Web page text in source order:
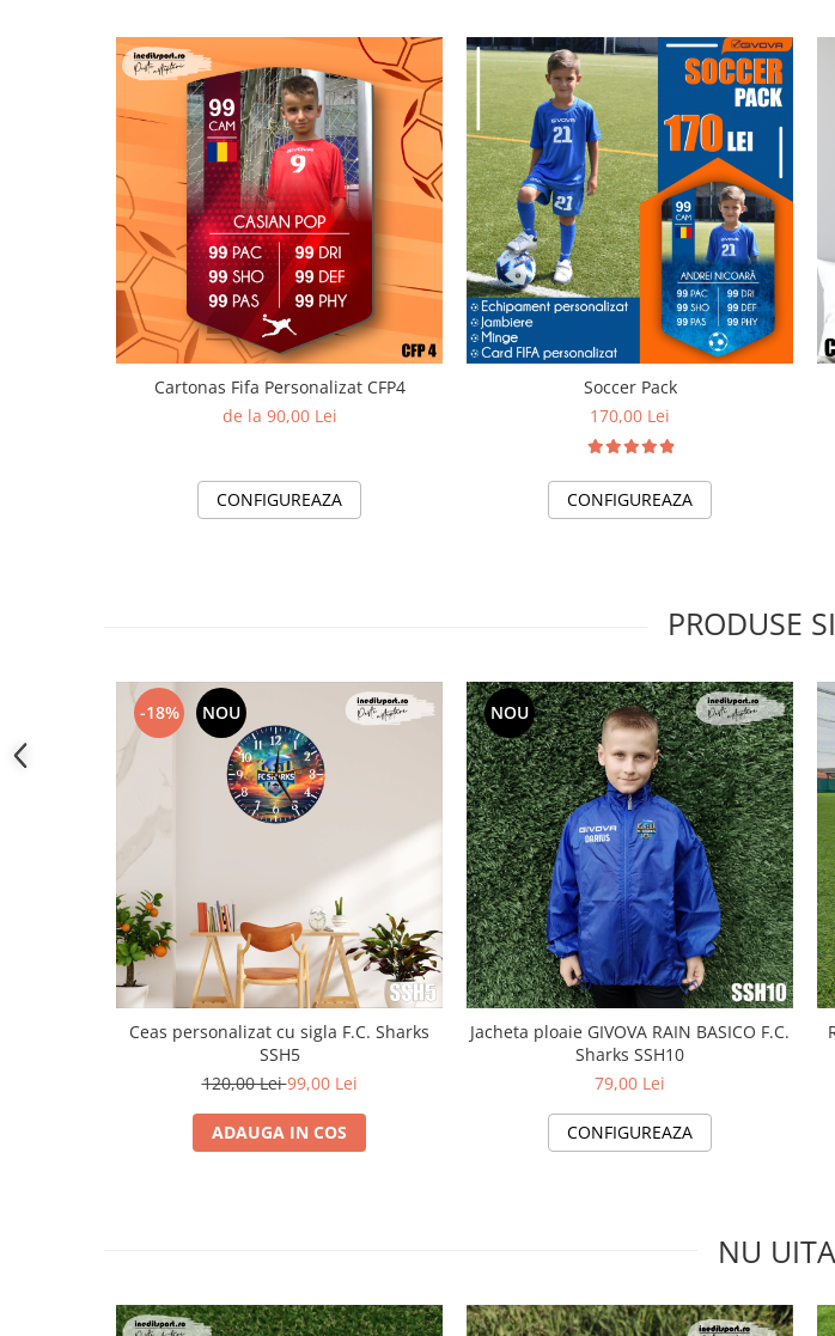
Cartonas Fifa Personalizat CFP4
de la 90,00 Lei
CONFIGUREAZA
Soccer Pack
170,00 Lei
CONFIGUREAZA
PRODUSE
-18% NOU
Ceas personalizat cu sigla F.C. Sharks
SSH5
120,00 Lei99,00 Lei
ADAUGA IN COS
NOU
Jacheta ploaie GIVOVA RAIN BASICO F.C.
Sharks SSH10
79,00 Lei
CONFIGUREAZA
NU